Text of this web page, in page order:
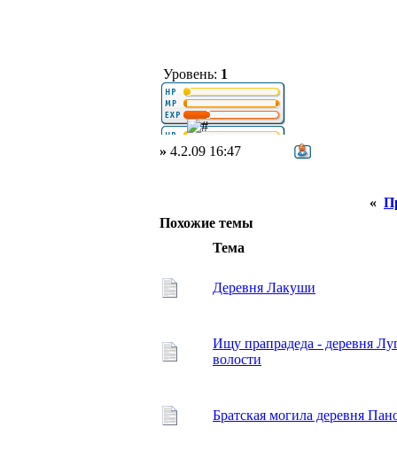
Уровень: 1
» 4.2.09 16:47
«
Похожие темы
Тема
Деревня Лакуши
Ищу прапрадеда - деревня
волости
Братская могила деревня